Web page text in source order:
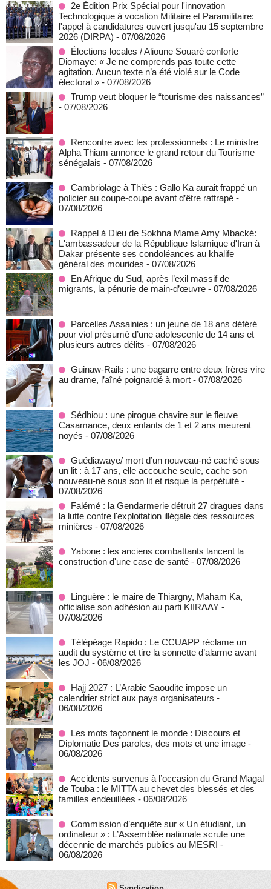
2e Édition Prix Spécial pour l'innovation
Technologique à vocation Militaire et Paramilitaire:
l'appel à candidatures ouvert jusqu'au 15 septembre
2026 (DIRPA) - 07/08/2026
Élections locales / Alioune Souaré conforte
Diomaye: « Je ne comprends pas toute cette
agitation. Aucun texte n’a été violé sur le Code
électoral » - 07/08/2026
Trump veut bloquer le “tourisme des naissances”
- 07/08/2026
Rencontre avec les professionnels : Le ministre
Alpha Thiam annonce le grand retour du Tourisme
sénégalais - 07/08/2026
Cambriolage à Thiès : Gallo Ka aurait frappé un
policier au coupe-coupe avant d’être rattrapé -
07/08/2026
Rappel à Dieu de Sokhna Mame Amy Mbacké:
L'ambassadeur de la République Islamique d'Iran à
Dakar présente ses condoléances au khalife
général des mourides - 07/08/2026
En Afrique du Sud, après l’exil massif de
migrants, la pénurie de main-d’œuvre - 07/08/2026
Parcelles Assainies : un jeune de 18 ans déféré
pour viol présumé d’une adolescente de 14 ans et
plusieurs autres délits - 07/08/2026
Guinaw-Rails : une bagarre entre deux frères vire
au drame, l’aîné poignardé à mort - 07/08/2026
Sédhiou : une pirogue chavire sur le fleuve
Casamance, deux enfants de 1 et 2 ans meurent
noyés - 07/08/2026
Guédiawaye/ mort d’un nouveau-né caché sous
un lit : à 17 ans, elle accouche seule, cache son
nouveau-né sous son lit et risque la perpétuité -
07/08/2026
Falémé : la Gendarmerie détruit 27 dragues dans
la lutte contre l'exploitation illégale des ressources
minières - 07/08/2026
Yabone : les anciens combattants lancent la
construction d'une case de santé - 07/08/2026
Linguère : le maire de Thiargny, Maham Ka,
officialise son adhésion au parti KIIRAAY -
07/08/2026
Télépéage Rapido : Le CCUAPP réclame un
audit du système et tire la sonnette d’alarme avant
les JOJ - 06/08/2026
Hajj 2027 : L’Arabie Saoudite impose un
calendrier strict aux pays organisateurs -
06/08/2026
Les mots façonnent le monde : Discours et
Diplomatie Des paroles, des mots et une image -
06/08/2026
Accidents survenus à l’occasion du Grand Magal
de Touba : le MITTA au chevet des blessés et des
familles endeuillées - 06/08/2026
Commission d’enquête sur « Un étudiant, un
ordinateur » : L’Assemblée nationale scrute une
décennie de marchés publics au MESRI -
06/08/2026